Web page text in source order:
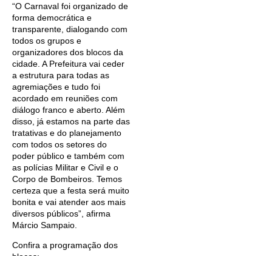
“O Carnaval foi organizado de
forma democrática e
transparente, dialogando com
todos os grupos e
organizadores dos blocos da
cidade. A Prefeitura vai ceder
a estrutura para todas as
agremiações e tudo foi
acordado em reuniões com
diálogo franco e aberto. Além
disso, já estamos na parte das
tratativas e do planejamento
com todos os setores do
poder público e também com
as polícias Militar e Civil e o
Corpo de Bombeiros. Temos
certeza que a festa será muito
bonita e vai atender aos mais
diversos públicos”, afirma
Márcio Sampaio.
Confira a programação dos